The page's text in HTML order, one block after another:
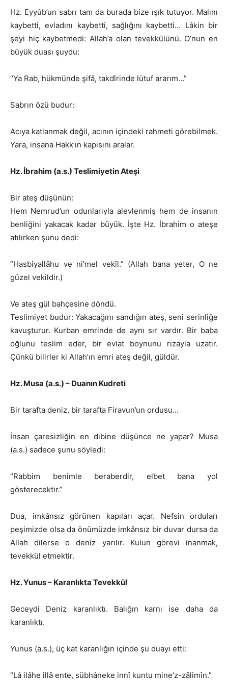
Hz. Eyyûb’un sabrı tam da burada bize ışık tutuyor. Malını
kaybetti, evladını kaybetti, sağlığını kaybetti… Lâkin bir
şeyi hiç kaybetmedi: Allah’a olan tevekkülünü. O’nun en
büyük duası şuydu:
“Ya Rab, hükmünde şifâ, takdîrinde lütuf ararım…”
Sabrın özü budur:
Acıya katlanmak değil, acının içindeki rahmeti görebilmek.
Yara, insana Hakk’ın kapısını aralar.
Hz. İbrahim (a.s.) Teslimiyetin Ateşi
Bir ateş düşünün:
Hem Nemrud’un odunlarıyla alevlenmiş hem de insanın
benliğini yakacak kadar büyük. İşte Hz. İbrahim o ateşe
atılırken şunu dedi:
“Hasbiyallâhu ve ni’mel vekîl.” (Allah bana yeter, O ne
güzel vekildir.)
Ve ateş gül bahçesine döndü.
Teslimiyet budur: Yakacağını sandığın ateş, seni serinliğe
kavuşturur. Kurban emrinde de aynı sır vardır. Bir baba
oğlunu teslim eder, bir evlat boynunu rızayla uzatır.
Çünkü bilirler ki Allah’ın emri ateş değil, güldür.
Hz. Musa (a.s.) – Duanın Kudreti
Bir tarafta deniz, bir tarafta Firavun’un ordusu…
İnsan çaresizliğin en dibine düşünce ne yapar? Musa
(a.s.) sadece şunu söyledi:
“Rabbim benimle beraberdir, elbet bana yol
gösterecektir.”
Dua, imkânsız görünen kapıları açar. Nefsin orduları
peşimizde olsa da önümüzde imkânsız bir duvar dursa da
Allah dilerse o deniz yarılır. Kulun görevi inanmak,
tevekkül etmektir.
Hz. Yunus – Karanlıkta Tevekkül
Geceydi Deniz karanlıktı. Balığın karnı ise daha da
karanlıktı.
Yunus (a.s.), üç kat karanlığın içinde şu duayı etti:
“Lâ ilâhe illâ ente, sübhâneke innî kuntu mine’z-zâlimîn.”